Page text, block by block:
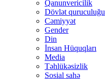
Qanunvericilik
Dövlət quruculuğu
Cəmiyyət
Gender
Din
İnsan Hüquqları
Media
Təhlükəsizlik
Sosial sahə